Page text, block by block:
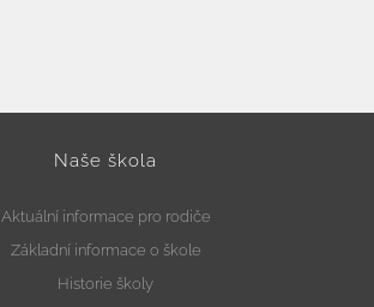
Naše škola
Aktuální informace pro rodiče
Základní informace o škole
Historie školy